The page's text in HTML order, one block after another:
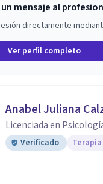
un mensaje al
directamente
Ver perfil completo
Anabel Juliana
Licenciada en
Verificado